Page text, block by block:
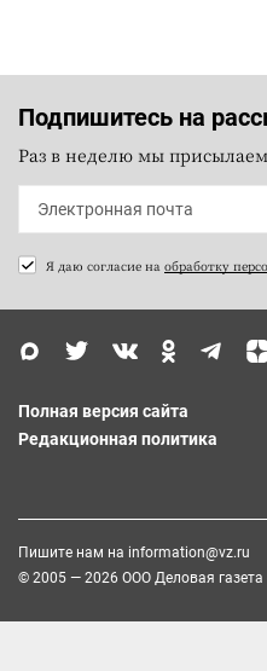
Подпишитесь на
Раз в неделю мы
Я даю согласие на обработку
Полная версия сайта
Редакционная политика
Пишите нам на information@vz.ru
© 2005 — 2026 ООО Деловая газета